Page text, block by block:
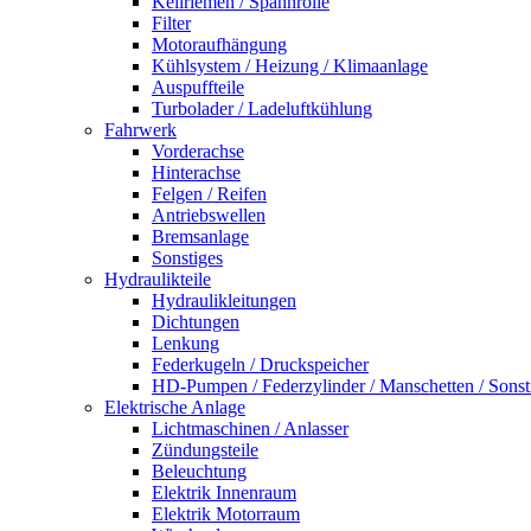
Filter
Motoraufhängung
Kühlsystem / Heizung / Klimaanlage
Auspuffteile
Turbolader / Ladeluftkühlung
Fahrwerk
Vorderachse
Hinterachse
Felgen / Reifen
Antriebswellen
Bremsanlage
Sonstiges
Hydraulikteile
Hydraulikleitungen
Dichtungen
Lenkung
Federkugeln / Druckspeicher
HD-Pumpen / Federzylinder / Manschetten /
Elektrische Anlage
Lichtmaschinen / Anlasser
Zündungsteile
Beleuchtung
Elektrik Innenraum
Elektrik Motorraum